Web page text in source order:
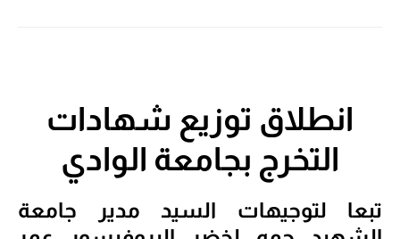
انطلاق توزيع شهادات
التخرج بجامعة الوادي
تبعا لتوجيهات السيد مدير جامعة